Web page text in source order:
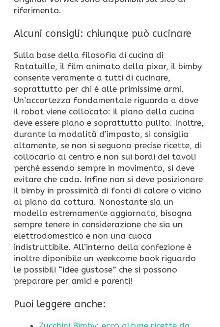
riferimento.
Alcuni consigli: chiunque può cucinare
Sulla base della filosofia di cucina di
Ratatuille, il film animato della pixar, il bimby
consente veramente a tutti di cucinare,
soprattutto per chi è alle primissime armi.
Un’accortezza fondamentale riguarda a dove
il robot viene collocato: il piano della cucina
deve essere piano e soprattutto pulito. Inoltre,
durante la modalità d’impasto, si consiglia
altamente, se non si seguono precise ricette, di
collocarlo al centro e non sui bordi dei tavoli
perché essendo sempre in movimento, si deve
evitare che cada. Infine non si deve posizionare
il bimby in prossimità di fonti di calore o vicino
al piano da cottura. Nonostante sia un
modello estremamente aggiornato, bisogna
sempre tenere in considerazione che sia un
elettrodomestico e non una cuoca
indistruttibile. All’interno della confezione è
inoltre diponibile un weekcome book riguardo
le possibili “idee gustose” che si possono
preparare per amici e parenti!
Puoi leggere anche: